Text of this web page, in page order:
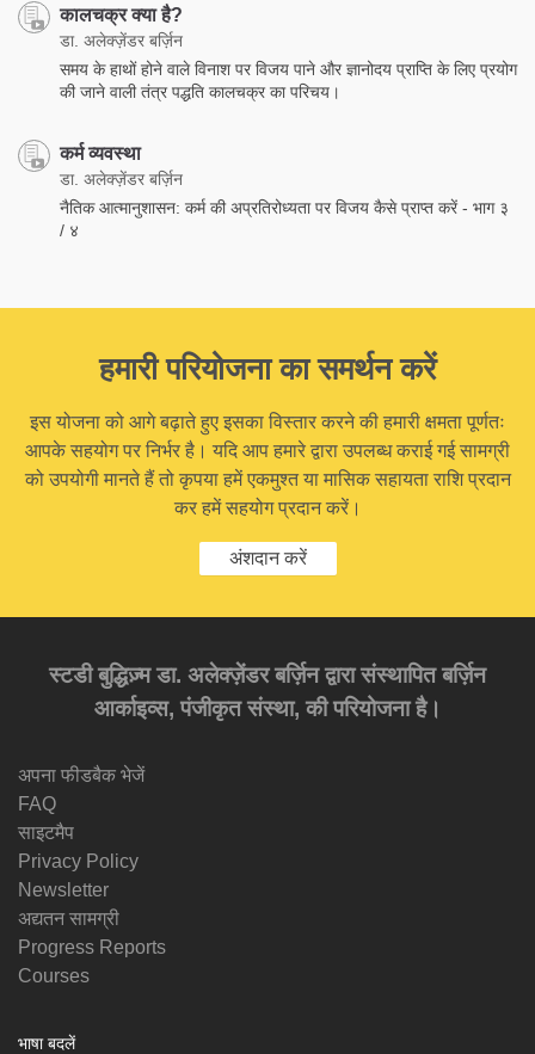
कालचक्र क्या है?
डा. अलेक्ज़ेंडर बर्ज़िन
समय के हाथों होने वाले विनाश पर विजय पाने और ज्ञानोदय प्राप्ति के लिए प्रयोग
की जाने वाली तंत्र पद्धति कालचक्र का परिचय।
कर्म व्यवस्था
डा. अलेक्ज़ेंडर बर्ज़िन
नैतिक आत्मानुशासन: कर्म की अप्रतिरोध्यता पर विजय कैसे प्राप्त करें - भाग ३
/ ४
हमारी परियोजना का समर्थन करें
इस योजना को आगे बढ़ाते हुए इसका विस्तार करने की हमारी क्षमता पूर्णतः
आपके सहयोग पर निर्भर है। यदि आप हमारे द्वारा उपलब्ध कराई गई सामग्री
को उपयोगी मानते हैं तो कृपया हमें एकमुश्त या मासिक सहायता राशि प्रदान
कर हमें सहयोग प्रदान करें।
अंशदान करें
स्टडी बुद्धिज़्म डा. अलेक्ज़ेंडर बर्ज़िन द्वारा संस्थापित बर्ज़िन
आर्काइव्स, पंजीकृत संस्था, की परियोजना है।
अपना फीडबैक भेजें
FAQ
साइटमैप
Privacy Policy
Newsletter
अद्यतन सामग्री
Progress Reports
Courses
भाषा बदलें